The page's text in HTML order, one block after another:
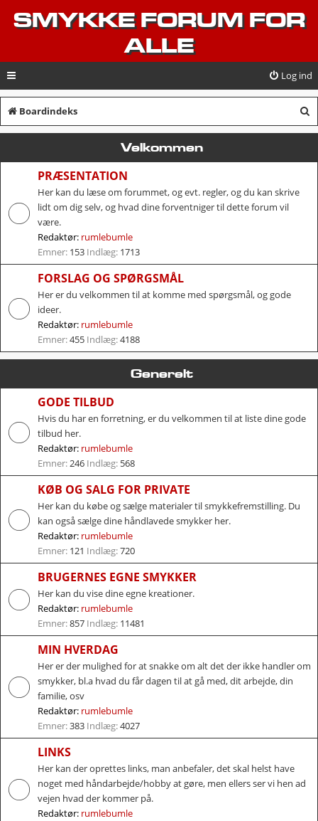
SMYKKE FORUM FOR
ALLE
Log ind
Boardindeks
ø
Velkommen
PRÆSENTATION
Her kan du læse om forummet, og evt. regler, og du kan skrive
lidt om dig selv, og hvad dine forventniger til dette forum vil
være.
Redaktør: rumlebumle
Emner: 153 Indlæg: 1713
FORSLAG OG SPØRGSMÅL
Her er du velkommen til at komme med spørgsmål, og gode
ideer.
Redaktør: rumlebumle
Emner:455 Indlæg:4188
Generelt
GODE TILBUD
Hvis du har en forretning, er du velkommen til at liste dine gode
tilbud her.
Redaktør: rumlebumle
Emner:246 Indlæg: 568
KØB OG SALG FOR PRIVATE
Her kan du købe og sælge materialer til smykkefremstilling. Du
kan også sælge dine håndlavede smykker her.
Redaktør: rumlebumle
Emner: 121 Indlæg:720
BRUGERNES EGNE SMYKKER
Her kan du vise dine egne kreationer.
Redaktør: rumlebumle
Emner:857 Indlæg: 11481
MIN HVERDAG
Her er der mulighed for at snakke om alt det der ikke handler om
smykker, bl.a hvad du får dagen til at gå med, dit arbejde, din
familie, osv
Redaktør: rumlebumle
Emner:383 Indlæg:4027
LINKS
Her kan der oprettes links, man anbefaler, det skal helst have
noget med håndarbejde/hobby at gøre, men ellers ser vi hen ad
vejen hvad der kommer på.
Redaktør: rumlebumle